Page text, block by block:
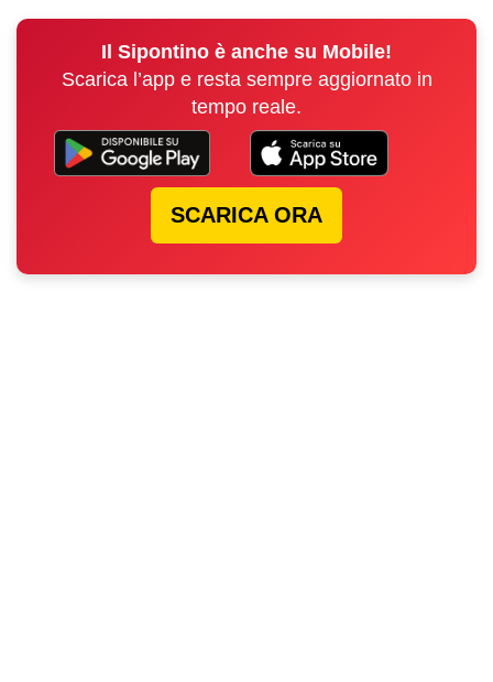
Il Sipontino è anche su Mobile!
Scarica l’app e resta sempre aggiornato in
tempo reale.
SCARICA ORA